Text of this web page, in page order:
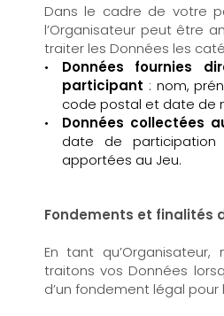
Dans le cadre de votre
l’Organisateur peut être
traiter les Données les
Données fournies
participant : nom,
code postal et date de
Données collectées
date de participation
apportées au Jeu.
Fondements et finalités
En tant
traitons vos Données
d’un fondement légal pour